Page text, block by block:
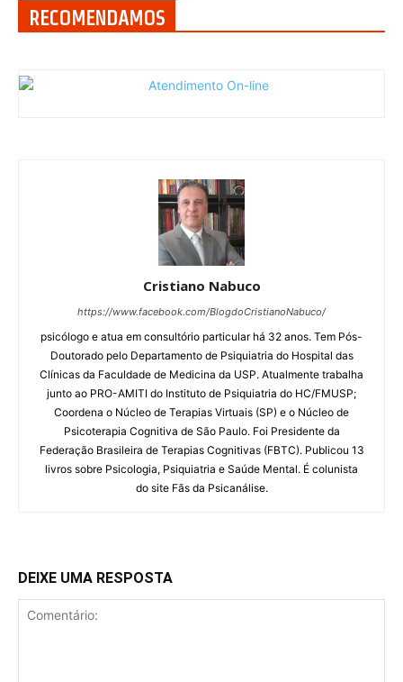
RECOMENDAMOS
Cristiano Nabuco
https://www.facebook.com/BlogdoCristianoNabuco/
psicólogo e atua em consultório particular há 32 anos. Tem Pós-
Doutorado pelo Departamento de Psiquiatria do Hospital das
Clínicas da Faculdade de Medicina da USP. Atualmente trabalha
junto ao PRO-AMITI do Instituto de Psiquiatria do HC/FMUSP;
Coordena o Núcleo de Terapias Virtuais (SP) e o Núcleo de
Psicoterapia Cognitiva de São Paulo. Foi Presidente da
Federação Brasileira de Terapias Cognitivas (FBTC). Publicou 13
livros sobre Psicologia, Psiquiatria e Saúde Mental. É colunista
do site Fãs da Psicanálise.
DEIXE UMA RESPOSTA